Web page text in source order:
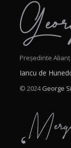
Președinte
Iancu de
© 2024George